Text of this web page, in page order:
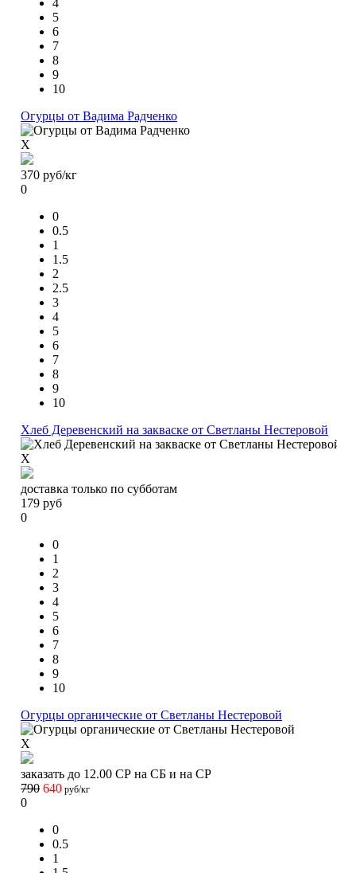
5
6
7
8
9
10
Огурцы от Вадима Радченко
X
370 руб/кг
0
0
0.5
1
1.5
2
2.5
3
4
5
6
7
8
9
10
Хлеб Деревенский на закваске от Светланы Нестеровой
X
доставка только по субботам
179 руб
0
0
1
2
3
4
5
6
7
8
9
10
Огурцы органические от Светланы Нестеровой
X
заказать до 12.00 СР на СБ и на СР
790 640 руб/кг
0
0
0.5
1